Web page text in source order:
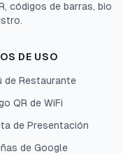
códigos de barras, bio
DE USO
de Restaurante
QR de WiFi
de Presentación
de Google